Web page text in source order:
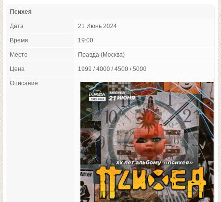
Психея
Дата 21 Июнь 2024
Время 19:00
Место Правда (Москва)
Цена 1999 / 4000 / 4500 / 5000
Описание